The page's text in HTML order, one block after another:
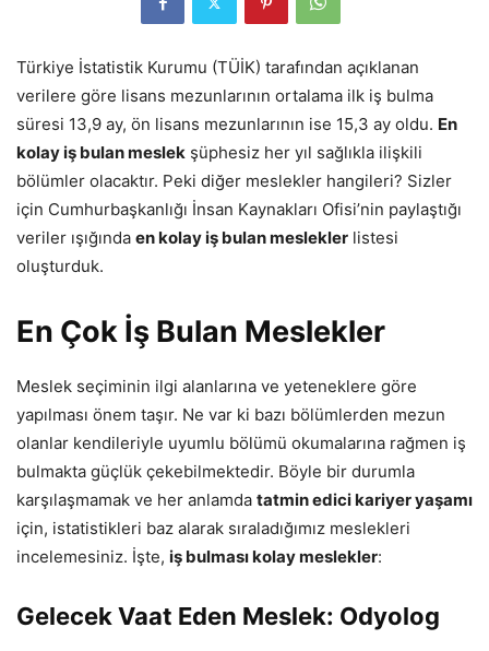
Türkiye İstatistik Kurumu (TÜİK) tarafından açıklanan
verilere göre lisans mezunlarının ortalama ilk iş bulma
süresi 13,9 ay, ön lisans mezunlarının ise 15,3 ay oldu. En
kolay iş bulan meslek şüphesiz her yıl sağlıkla ilişkili
bölümler olacaktır. Peki diğer meslekler hangileri? Sizler
için Cumhurbaşkanlığı İnsan Kaynakları Ofisi’nin paylaştığı
veriler ışığında en kolay iş bulan meslekler listesi
oluşturduk.
En Çok İş Bulan Meslekler
Meslek seçiminin ilgi alanlarına ve yeteneklere göre
yapılması önem taşır. Ne var ki bazı bölümlerden mezun
olanlar kendileriyle uyumlu bölümü okumalarına rağmen iş
bulmakta güçlük çekebilmektedir. Böyle bir durumla
karşılaşmamak ve her anlamda tatmin edici kariyer yaşamı
için, istatistikleri baz alarak sıraladığımız meslekleri
incelemesiniz. İşte, iş bulması kolay meslekler:
Gelecek Vaat Eden Meslek: Odyolog